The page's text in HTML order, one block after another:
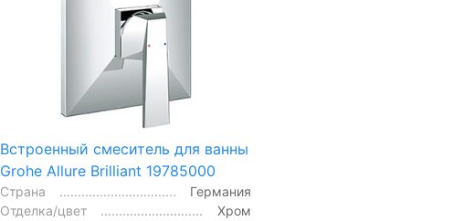
Встроенный смеситель для ванны
Grohe Allure Brilliant 19785000
Страна
Германия
Отделка/цвет
Хром